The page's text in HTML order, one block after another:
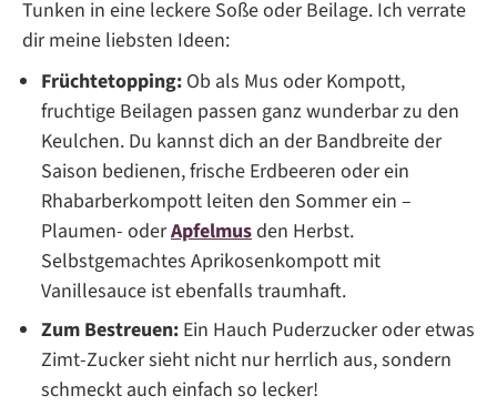
Tunken in eine leckere Soße oder Beilage. Ich verrate
dir meine liebsten Ideen:
Früchtetopping: Ob als Mus oder Kompott,
fruchtige Beilagen passen ganz wunderbar zu den
Keulchen. Du kannst dich an der Bandbreite der
Saison bedienen, frische Erdbeeren oder ein
Rhabarberkompott leiten den Sommer ein –
Plaumen- oderApfelmusden Herbst.
Selbstgemachtes Aprikosenkompott mit
Vanillesauce ist ebenfalls traumhaft.
Zum Bestreuen: Ein Hauch Puderzucker oder etwas
Zimt-Zucker sieht nicht nur herrlich aus, sondern
schmeckt auch einfach so lecker!